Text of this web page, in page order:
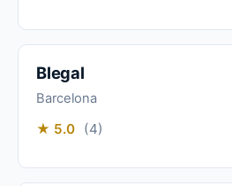
Blegal
Barcelona
★ 5.0 (4)